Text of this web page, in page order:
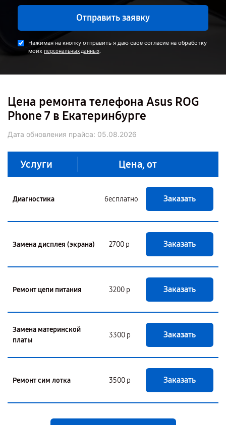
Отправить заявку
Нажимая на кнопку отправить я даю свое согласие на обработку
моих персональных данных.
Цена ремонта телефона Asus ROG
Phone 7 в Екатеринбурге
Дата обновления прайса: 05.08.2026
Услуги Цена, от
Диагностика бесплатно Заказать
Замена дисплея (экрана) 2700 р Заказать
Ремонт цепи питания 3200 р Заказать
Замена материнской
платы
3300 р Заказать
Ремонт сим лотка 3500 р Заказать